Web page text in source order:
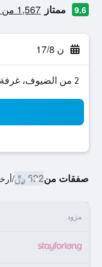
9.6 ممتاز 1,567 من التقييمات تم التحقق منها
ن 17/8
2 من الضيوف، غرفة واحدة
صفقات من622 ﷼ /
مزود